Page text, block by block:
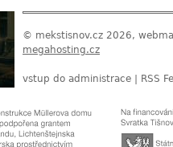
© mekstisnov.cz 2026,
megahosting.cz
vstup do administrace RSS